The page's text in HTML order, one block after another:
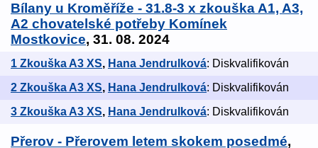
Bílany u Kroměříže - 31.8-3 x zkouška A1, A3,
A2 chovatelské potřeby Komínek
Mostkovice, 31. 08. 2024
1 Zkouška A3 XS, Hana Jendrulková: Diskvalifikován
2 Zkouška A3 XS, Hana Jendrulková: Diskvalifikován
3 Zkouška A3 XS, Hana Jendrulková: Diskvalifikován
Přerov - Přerovem letem skokem posedmé,